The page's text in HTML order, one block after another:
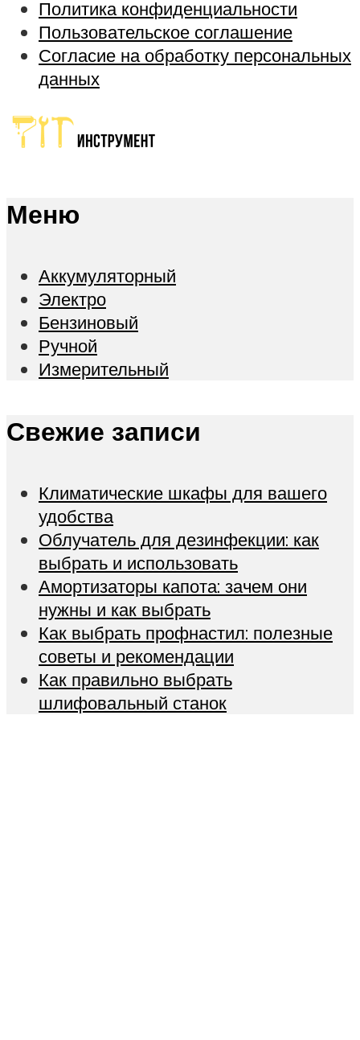
Политика конфиденциальности
Пользовательское соглашение
Согласие на обработку персональных
данных
Меню
Аккумуляторный
Электро
Бензиновый
Ручной
Измерительный
Свежие записи
Климатические шкафы для вашего
удобства
Облучатель для дезинфекции: как
выбрать и использовать
Амортизаторы капота: зачем они
нужны и как выбрать
Как выбрать профнастил: полезные
советы и рекомендации
Как правильно выбрать
шлифовальный станок